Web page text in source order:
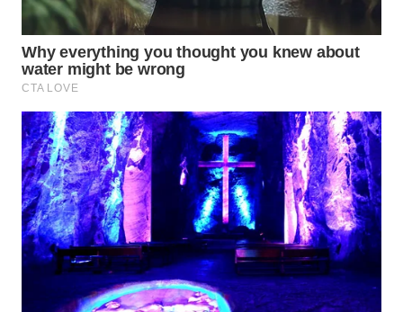
WN
KUNINGAN
WN
WN
SUBANG
WN
SUKABUMI
WN
PURWAKARTA